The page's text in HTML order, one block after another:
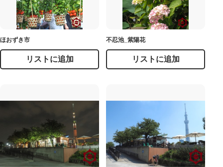
ほおずき市
リストに追加
不忍池_紫陽花
リストに追加